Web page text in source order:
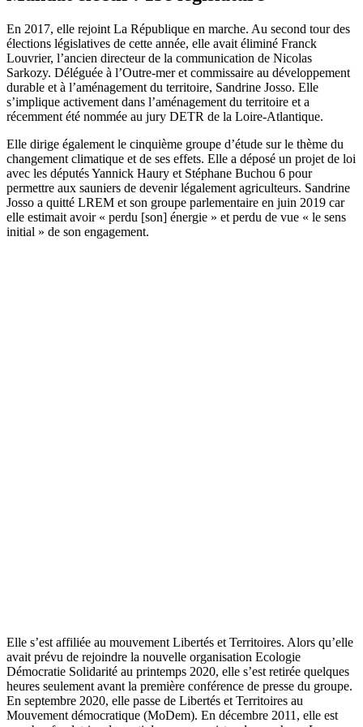
En 2017, elle rejoint La République en marche. Au second tour des
élections législatives de cette année, elle avait éliminé Franck
Louvrier, l’ancien directeur de la communication de Nicolas
Sarkozy. Déléguée à l’Outre-mer et commissaire au développement
durable et à l’aménagement du territoire, Sandrine Josso. Elle
s’implique activement dans l’aménagement du territoire et a
récemment été nommée au jury DETR de la Loire-Atlantique.
Elle dirige également le cinquième groupe d’étude sur le thème du
changement climatique et de ses effets. Elle a déposé un projet de loi
avec les députés Yannick Haury et Stéphane Buchou 6 pour
permettre aux sauniers de devenir légalement agriculteurs. Sandrine
Josso a quitté LREM et son groupe parlementaire en juin 2019 car
elle estimait avoir « perdu [son] énergie » et perdu de vue « le sens
initial » de son engagement.
Elle s’est affiliée au mouvement Libertés et Territoires. Alors qu’elle
avait prévu de rejoindre la nouvelle organisation Ecologie
Démocratie Solidarité au printemps 2020, elle s’est retirée quelques
heures seulement avant la première conférence de presse du groupe.
En septembre 2020, elle passe de Libertés et Territoires au
Mouvement démocratique (MoDem). En décembre 2011, elle est